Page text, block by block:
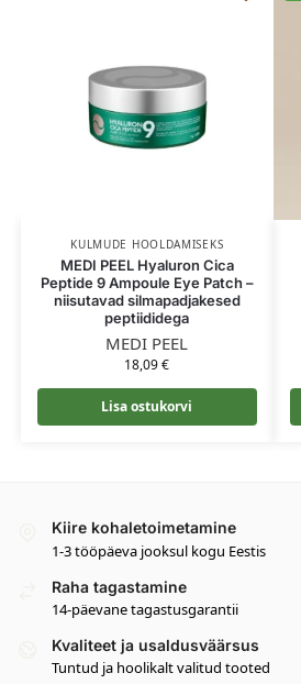
KULMUDE HOOLDAMISEKS
MEDI PEEL Hyaluron Cica
Peptide 9 Ampoule Eye Patch –
niisutavad silmapadjakesed
peptiididega
MEDI PEEL
18,09€
Lisa ostukorvi
Kiire kohaletoimetamine
1-3 tööpäeva jooksul kogu Eestis
Raha tagastamine
14-päevane tagastusgarantii
Kvaliteet ja usaldusväärsus
Tuntud ja hoolikalt valitud tooted